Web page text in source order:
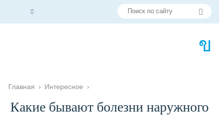
Главная › Интересное ›
Какие бывают болезни наружного